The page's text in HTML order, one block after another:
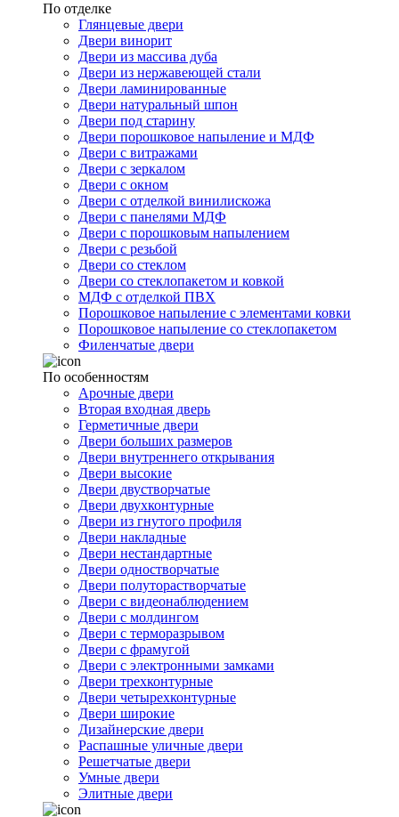
По отделке
Глянцевые двери
Двери винорит
Двери из массива дуба
Двери из нержавеющей стали
Двери ламинированные
Двери натуральный шпон
Двери под старину
Двери порошковое напыление и МДФ
Двери с витражами
Двери с зеркалом
Двери с окном
Двери с отделкой винилискожа
Двери с панелями МДФ
Двери с порошковым напылением
Двери с резьбой
Двери со стеклом
Двери со стеклопакетом и ковкой
МДФ с отделкой ПВХ
Порошковое напыление с элементами ковки
Порошковое напыление со стеклопакетом
Филенчатые двери
По особенностям
Арочные двери
Вторая входная дверь
Герметичные двери
Двери больших размеров
Двери внутреннего открывания
Двери высокие
Двери двустворчатые
Двери двухконтурные
Двери из гнутого профиля
Двери накладные
Двери нестандартные
Двери одностворчатые
Двери полуторастворчатые
Двери с видеонаблюдением
Двери с молдингом
Двери с терморазрывом
Двери с фрамугой
Двери с электронными замками
Двери трехконтурные
Двери четырехконтурные
Двери широкие
Дизайнерские двери
Распашные уличные двери
Решетчатые двери
Умные двери
Элитные двери